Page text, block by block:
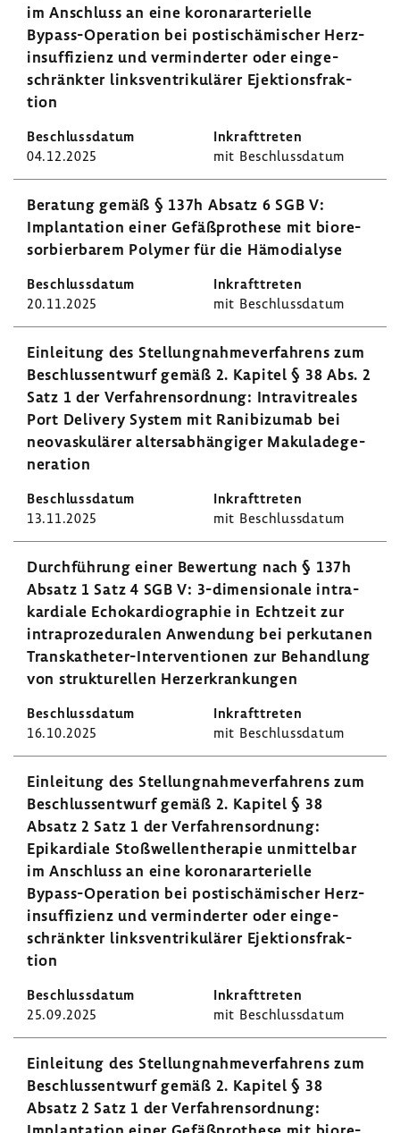
im Anschluss an eine koro­nar­ar­te­ri­elle
Bypass-​Operation bei posti­schä­mi­scher Herz­
in­suf­fi­zienz und vermin­derter oder einge­
schränkter links­ven­tri­ku­lärer Ejek­ti­ons­frak­
tion
04.12.2025 mit Beschluss­datum
Bera­tung gemäß § 137h Absatz 6 SGB V:
Implan­ta­tion einer Gefäß­pro­these mit biore­
sor­bier­barem Polymer für die Hämo­dia­lyse
20.11.2025 mit Beschluss­datum
Einlei­tung des Stel­lung­nah­me­ver­fah­rens zum
Beschluss­ent­wurf gemäß 2. Kapitel § 38 Abs. 2
Satz 1 der Verfah­rens­ord­nung: Intra­vi­t­reales
Port Deli­very System mit Rani­bi­zumab bei
neovas­ku­lärer alters­ab­hän­giger Maku­la­de­ge­
ne­ra­tion
13.11.2025 mit Beschluss­datum
Durch­füh­rung einer Bewer­tung nach § 137h
Absatz 1 Satz 4 SGB V: 3-​dimensionale intra­
kar­diale Echo­kar­dio­gra­phie in Echt­zeit zur
intra­pro­ze­du­ralen Anwen­dung bei perku­tanen
Transkatheter-​Interventionen zur Behand­lung
von struk­tu­rellen Herz­er­kran­kungen
16.10.2025 mit Beschluss­datum
Einlei­tung des Stel­lung­nah­me­ver­fah­rens zum
Beschluss­ent­wurf gemäß 2. Kapitel § 38
Absatz 2 Satz 1 der Verfah­rens­ord­nung:
Epikar­diale Stoß­wel­len­the­rapie unmit­telbar
im Anschluss an eine koro­nar­ar­te­ri­elle
Bypass-​Operation bei posti­schä­mi­scher Herz­
in­suf­fi­zienz und vermin­derter oder einge­
schränkter links­ven­tri­ku­lärer Ejek­ti­ons­frak­
tion
25.09.2025 mit Beschluss­datum
Einlei­tung des Stel­lung­nah­me­ver­fah­rens zum
Beschluss­ent­wurf gemäß 2. Kapitel § 38
Absatz 2 Satz 1 der Verfah­rens­ord­nung: